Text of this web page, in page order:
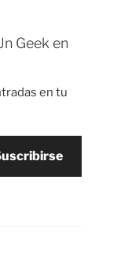
Geek en
en tu